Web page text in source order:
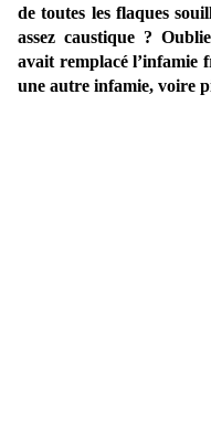
de toutes les flaques
assez caustique ?
avait remplacé l’infamie
une autre infamie, voire